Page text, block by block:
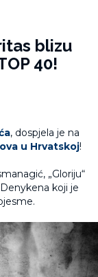
blizu
40!
, dospjela je na
u Hrvatskoj!
„Gloriju“
koji je